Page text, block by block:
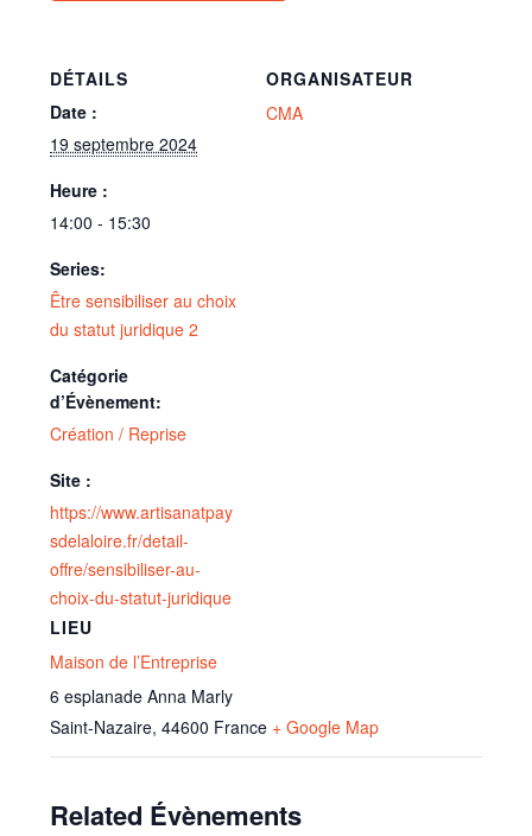
DÉTAILS
Date :
19 septembre 2024
Heure :
14:00 - 15:30
Series:
Être sensibiliser au choix
du statut juridique 2
Catégorie
d’Évènement:
Création / Reprise
Site :
https://www.artisanatpay
sdelaloire.fr/detail-
offre/sensibiliser-au-
choix-du-statut-juridique
LIEU
Maison de l’Entreprise
6 esplanade Anna Marly
Saint-Nazaire, 44600 France + Google Map
ORGANISATEUR
CMA
Related Évènements